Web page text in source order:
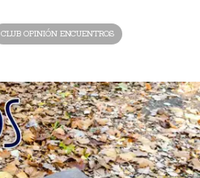
CLUB OPINIÓN ENCUENTROS